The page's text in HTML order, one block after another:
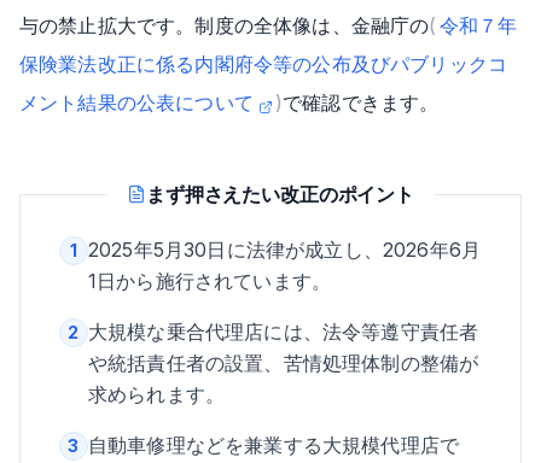
与の禁止拡大です。制度の全体像は、金融庁の( 令和７年
保険業法改正に係る内閣府令等の公布及びパブリックコ
メント結果の公表について
)で確認できます。
まず押さえたい改正のポイント
1 2025年5月30日に法律が成立し、2026年6月
1日から施行されています。
2 大規模な乗合代理店には、法令等遵守責任者
や統括責任者の設置、苦情処理体制の整備が
求められます。
3
自動車修理などを兼業する大規模代理店で